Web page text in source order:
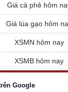
Google
Giá cà phê hôm
Giá lúa gạo hôm
XSMN hôm nay
XSMB hôm nay